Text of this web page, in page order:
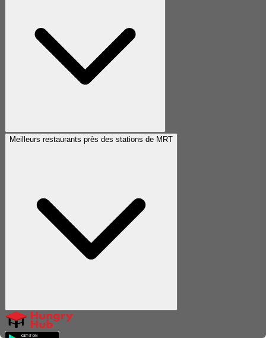
Meilleurs restaurants près des stations de MRT